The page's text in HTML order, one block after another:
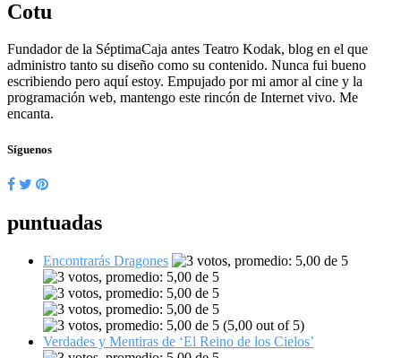
Cotu
Fundador de la SéptimaCaja antes Teatro Kodak, blog en el que
administro tanto su diseño como su contenido. Nunca fui bueno
escribiendo pero aquí estoy. Empujado por mi amor al cine y la
programación web, mantengo este rincón de Internet vivo. Me
encanta.
Síguenos
puntuadas
Encontrarás Dragones
(5,00 out of 5)
Verdades y Mentiras de ‘El Reino de los Cielos’